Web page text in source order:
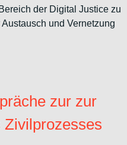
der Digital Justice zu
und Vernetzung
zur zur
Zivilprozesses